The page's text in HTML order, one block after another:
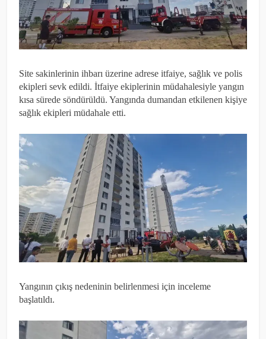
Site sakinlerinin ihbarı üzerine adrese itfaiye, sağlık ve polis
ekipleri sevk edildi. İtfaiye ekiplerinin müdahalesiyle yangın
kısa sürede söndürüldü. Yangında dumandan etkilenen kişiye
sağlık ekipleri müdahale etti.
Yangının çıkış nedeninin belirlenmesi için inceleme
başlatıldı.